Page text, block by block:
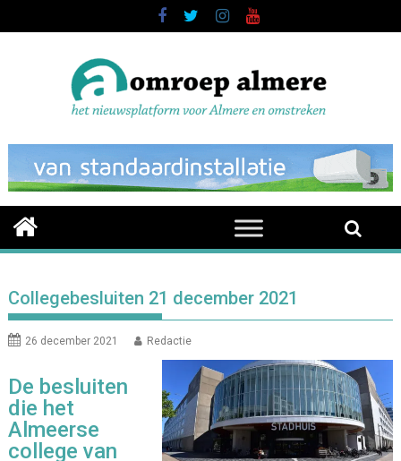
to
Collegebesluiten 21 december 2021
26 december 2021 Redactie
De besluiten
die het
Almeerse
college van